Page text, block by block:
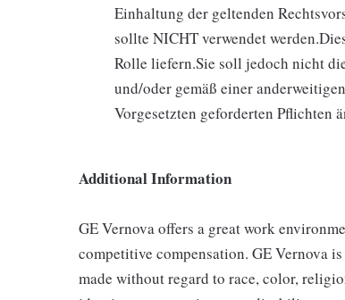
Einhaltung der geltenden
sollte NICHT verwendet
Rolle liefern.Sie soll jedoch nicht
und/oder gemäß einer
Vorgesetzten geforderten Pflichten
Additional Information
GE Vernova offers a great work
competitive compensation. GE Vernova is
made without regard to race, color,